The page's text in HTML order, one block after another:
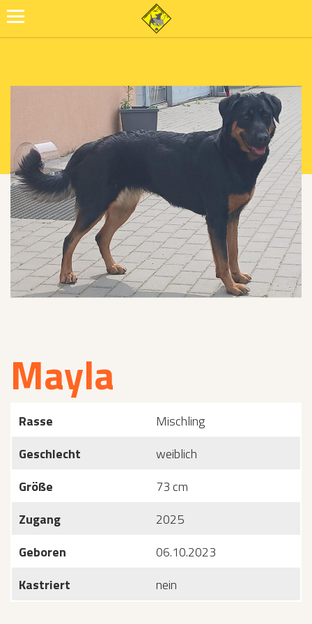
Mayla
Rasse
Mischling
Geschlecht
weiblich
Größe
73 cm
Zugang
2025
Geboren
06.10.2023
Kastriert
nein